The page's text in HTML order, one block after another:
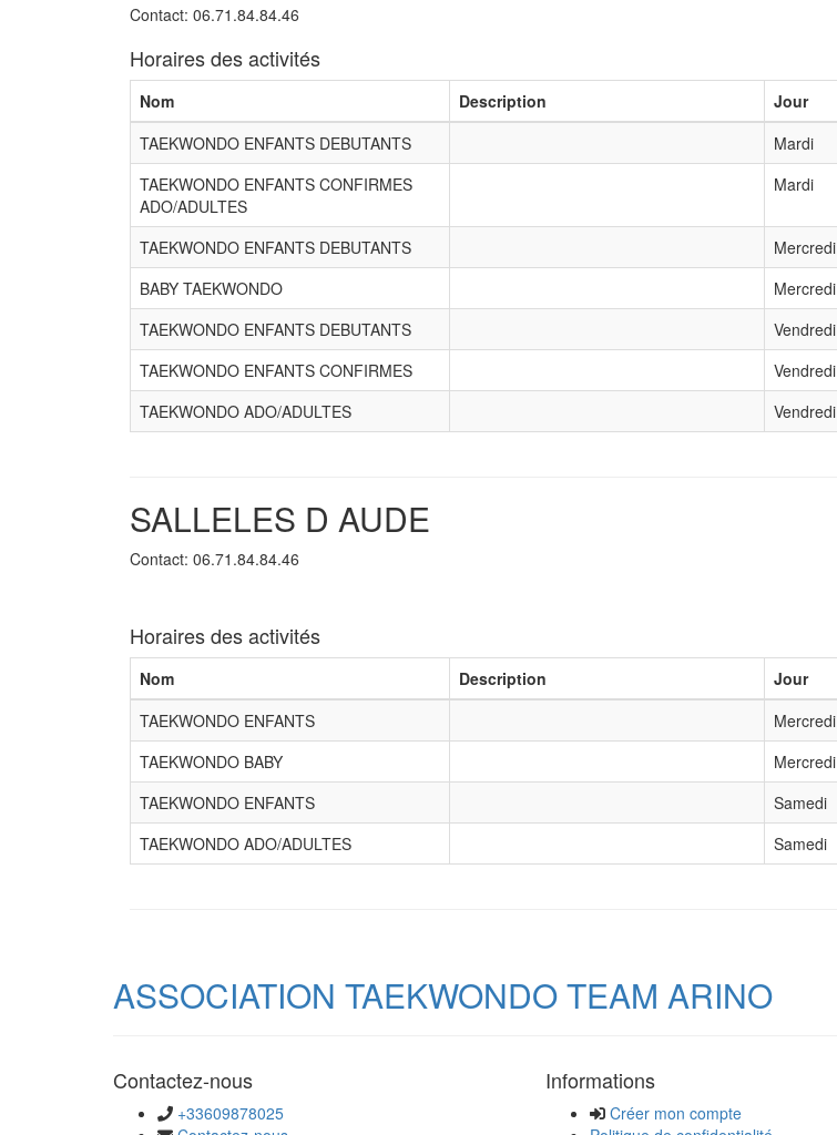
Contact: 06.71.84.84.46
Horaires des activités
Nom Description Jour
TAEKWONDO ENFANTS DEBUTANTS
Mardi
TAEKWONDO ENFANTS CONFIRMES
ADO/ADULTES
Mardi
TAEKWONDO ENFANTS DEBUTANTS Mercredi
BABY TAEKWONDO
Mercredi
TAEKWONDO ENFANTS DEBUTANTS
Vendredi
TAEKWONDO ENFANTS CONFIRMES
Vendredi
TAEKWONDO ADO/ADULTES
Vendredi
SALLELES D AUDE
Contact: 06.71.84.84.46
Horaires des activités
Nom Description Jour
TAEKWONDO ENFANTS
Mercredi
TAEKWONDO BABY
Mercredi
TAEKWONDO ENFANTS
Samedi
TAEKWONDO ADO/ADULTES
Samedi
ASSOCIATION TAEKWONDO TEAM ARINO
Contactez-nous
+33609878025
Informations
Créer mon compte